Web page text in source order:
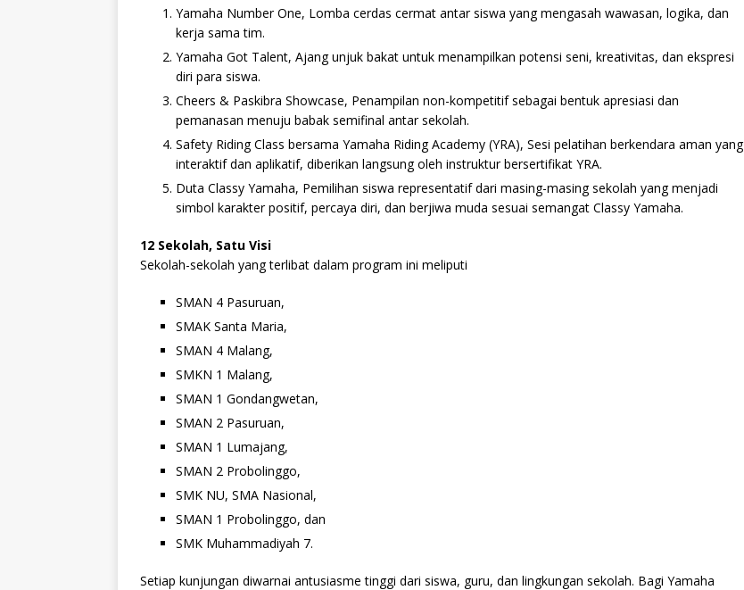
Yamaha Number One, Lomba cerdas cermat antar siswa yang mengasah wawasan, logika, dan
kerja sama tim.
Yamaha Got Talent, Ajang unjuk bakat untuk menampilkan potensi seni, kreativitas, dan ekspresi
diri para siswa.
Cheers & Paskibra Showcase, Penampilan non-kompetitif sebagai bentuk apresiasi dan
pemanasan menuju babak semifinal antar sekolah.
Safety Riding Class bersama Yamaha Riding Academy (YRA), Sesi pelatihan berkendara aman yang
interaktif dan aplikatif, diberikan langsung oleh instruktur bersertifikat YRA.
Duta Classy Yamaha, Pemilihan siswa representatif dari masing-masing sekolah yang menjadi
simbol karakter positif, percaya diri, dan berjiwa muda sesuai semangat Classy Yamaha.
12 Sekolah, Satu Visi
Sekolah-sekolah yang terlibat dalam program ini meliputi
SMAN 4 Pasuruan,
SMAK Santa Maria,
SMAN 4 Malang,
SMKN 1 Malang,
SMAN 1 Gondangwetan,
SMAN 2 Pasuruan,
SMAN 1 Lumajang,
SMAN 2 Probolinggo,
SMK NU, SMA Nasional,
SMAN 1 Probolinggo, dan
SMK Muhammadiyah 7.
Setiap kunjungan diwarnai antusiasme tinggi dari siswa, guru, dan lingkungan sekolah. Bagi Yamaha